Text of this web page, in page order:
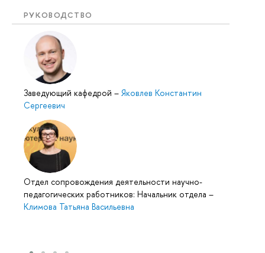
РУКОВОДСТВО
Заведующий кафедрой – Яковлев Константин
Сергеевич
Отдел сопровождения деятельности научно-
педагогических работников: Начальник отдела –
Климова Татьяна Васильевна